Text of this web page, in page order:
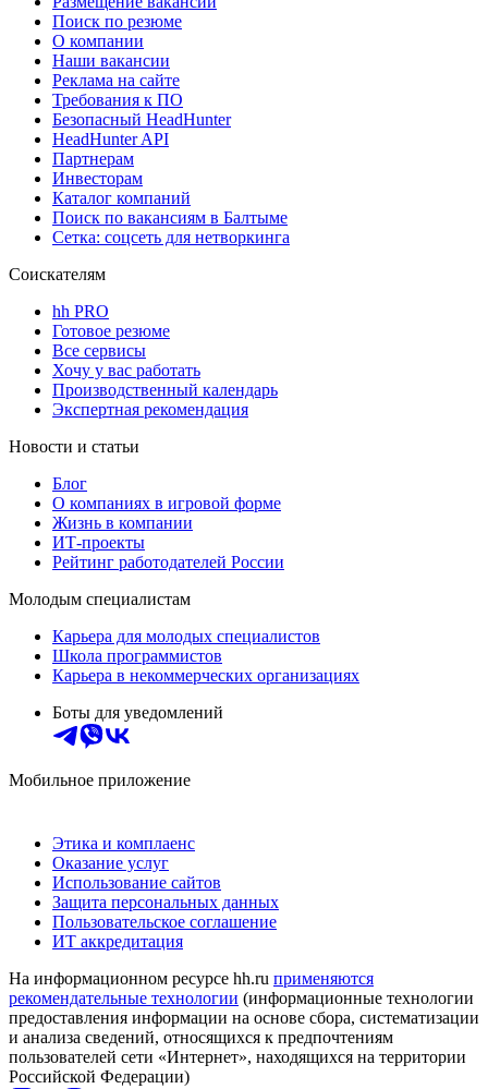
Поиск по резюме
О компании
Наши вакансии
Реклама на сайте
Требования к ПО
Безопасный HeadHunter
HeadHunter API
Партнерам
Инвесторам
Каталог компаний
Поиск по вакансиям в Балтыме
Сетка: соцсеть для нетворкинга
Соискателям
hh PRO
Готовое резюме
Все сервисы
Хочу у вас работать
Производственный календарь
Экспертная рекомендация
Новости и статьи
Блог
О компаниях в игровой форме
Жизнь в компании
ИТ-проекты
Рейтинг работодателей России
Молодым специалистам
Карьера для молодых специалистов
Школа программистов
Карьера в некоммерческих организациях
Боты для уведомлений
Мобильное приложение
Этика и комплаенс
Оказание услуг
Использование сайтов
Защита персональных данных
Пользовательское соглашение
ИТ аккредитация
На информационном ресурсе hh.ru применяются
рекомендательные технологии (информационные технологии
предоставления информации на основе сбора, систематизации
и анализа сведений, относящихся к предпочтениям
пользователей сети «Интернет», находящихся на территории
Российской Федерации)